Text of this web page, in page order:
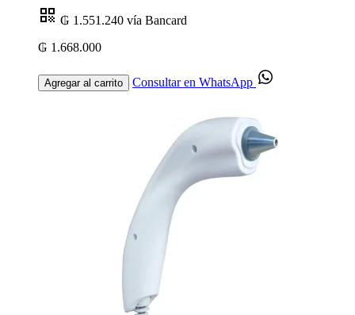
₲ 1.551.240 vía Bancard
₲ 1.668.000
Agregar al carrito Consultar en WhatsApp